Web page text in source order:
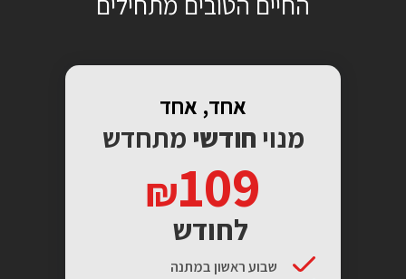
אחד, אחד
מנוי חודשי מתחדש
109
לחודש
שבוע ראשון במתנה